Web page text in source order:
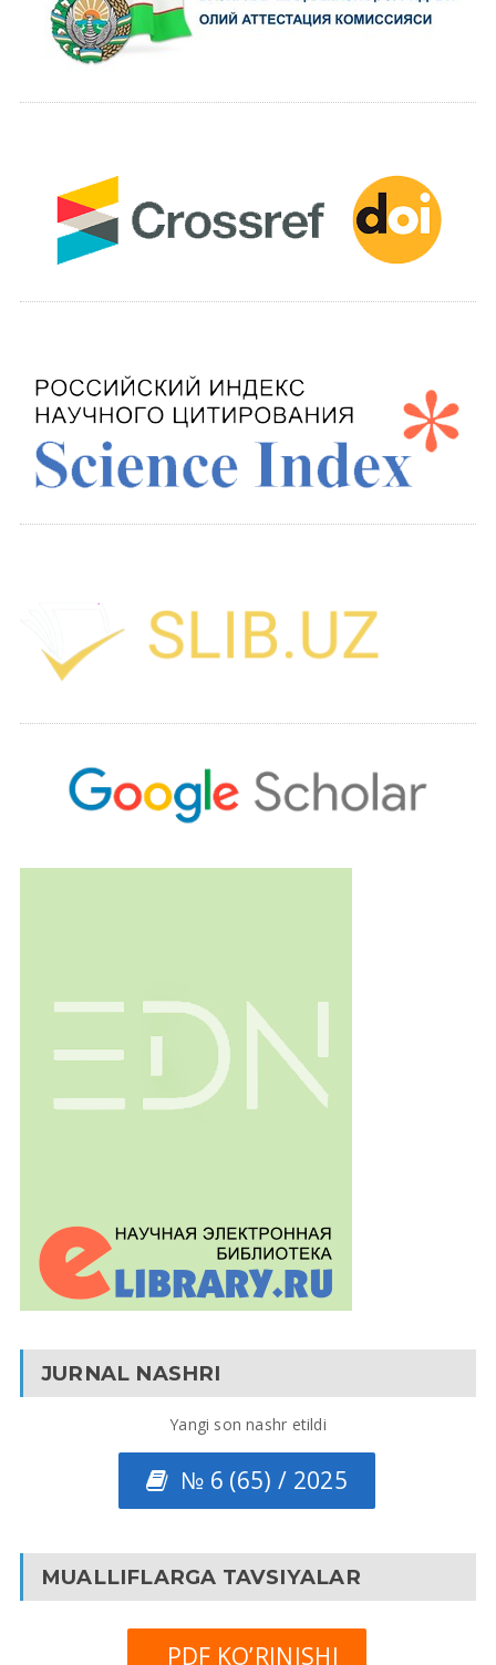
JURNAL NASHRI
Yangi son nashr etildi
№ 6 (65) / 2025
MUALLIFLARGA TAVSIYALAR
PDF KO’RINISHI